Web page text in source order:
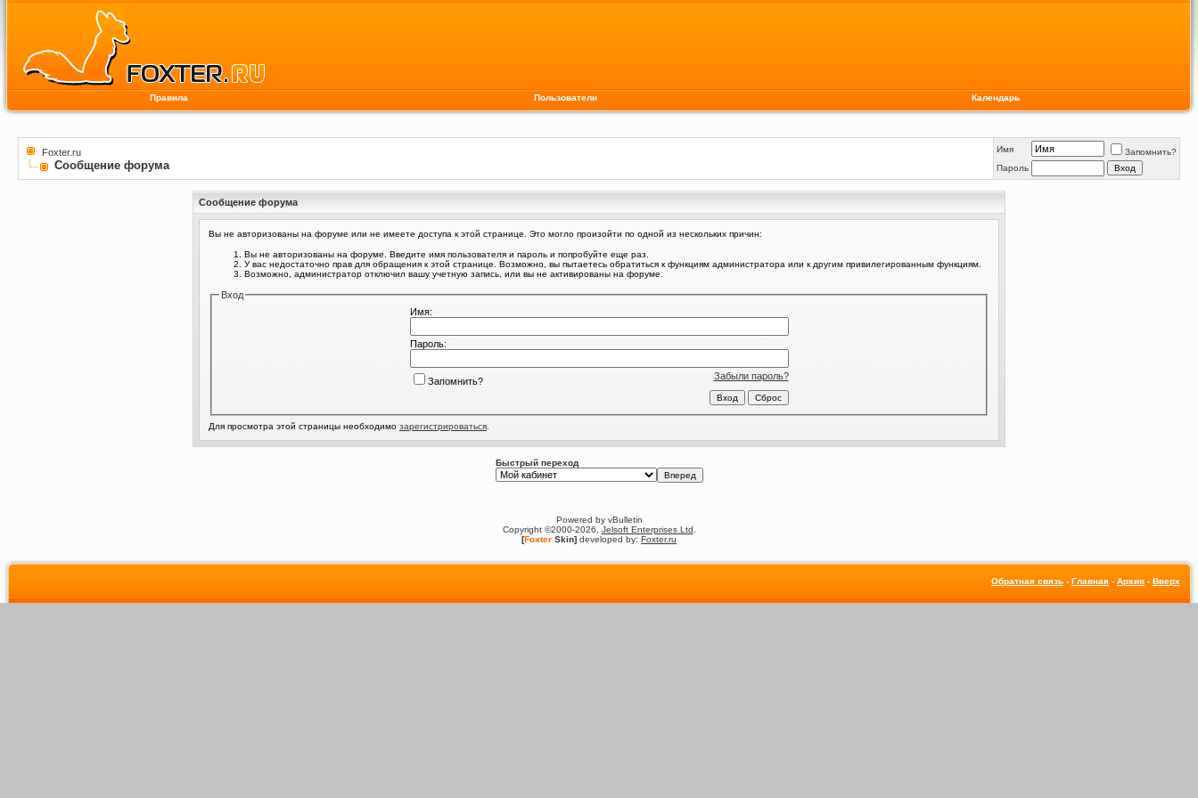
Правила Пользователи Календарь
Foxter.ru
Сообщение форума
Имя
Запомнить?
Пароль
Сообщение форума
Вы не авторизованы на форуме или не имеете доступа к этой странице. Это могло произойти по одной из нескольких причин:
Вы не авторизованы на форуме. Введите имя пользователя и пароль и попробуйте еще раз.
У вас недостаточно прав для обращения к этой странице. Возможно, вы пытаетесь обратиться к функциям администратора или к другим привилегированным функциям.
Возможно, администратор отключил вашу учетную запись, или вы не активированы на форуме.
Вход
Имя:
Пароль:
Забыли пароль?
Запомнить?
Для просмотра этой страницы необходимо зарегистрироваться
Быстрый переход
Powered by vBulletin
Copyright ©2000-2026, Jelsoft Enterprises Ltd
[Foxter Skin] developed by: Foxter.ru
Обратная связь - Главная - Архив - Вверх